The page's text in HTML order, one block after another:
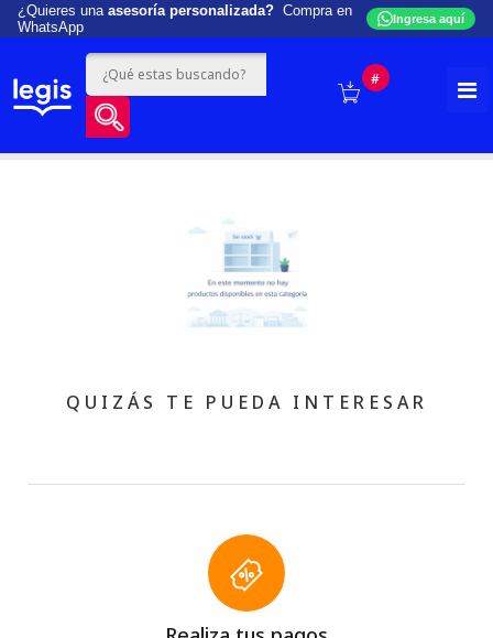
¿Quieres una asesoría personalizada? Compra en
WhatsApp
Ingresa aquí
#
QUIZÁS TE PUEDA INTERESAR